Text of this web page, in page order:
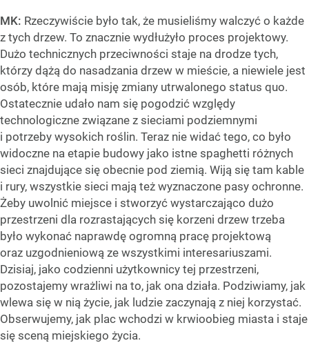
MK: Rzeczywiście było tak, że musieliśmy walczyć o każde
z tych drzew. To znacznie wydłużyło proces projektowy.
Dużo technicznych przeciwności staje na drodze tych,
którzy dążą do nasadzania drzew w mieście, a niewiele jest
osób, które mają misję zmiany utrwalonego status quo.
Ostatecznie udało nam się pogodzić względy
technologiczne związane z sieciami podziemnymi
i potrzeby wysokich roślin. Teraz nie widać tego, co było
widoczne na etapie budowy jako istne spaghetti różnych
sieci znajdujące się obecnie pod ziemią. Wiją się tam kable
i rury, wszystkie sieci mają też wyznaczone pasy ochronne.
Żeby uwolnić miejsce i stworzyć wystarczająco dużo
przestrzeni dla rozrastających się korzeni drzew trzeba
było wykonać naprawdę ogromną pracę projektową
oraz uzgodnieniową ze wszystkimi interesariuszami.
Dzisiaj, jako codzienni użytkownicy tej przestrzeni,
pozostajemy wrażliwi na to, jak ona działa. Podziwiamy, jak
wlewa się w nią życie, jak ludzie zaczynają z niej korzystać.
Obserwujemy, jak plac wchodzi w krwioobieg miasta i staje
się sceną miejskiego życia.